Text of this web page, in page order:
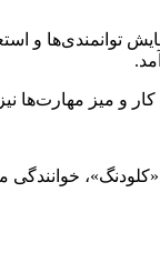
توانمندی‌ها
کار و میز مهارت‌ها